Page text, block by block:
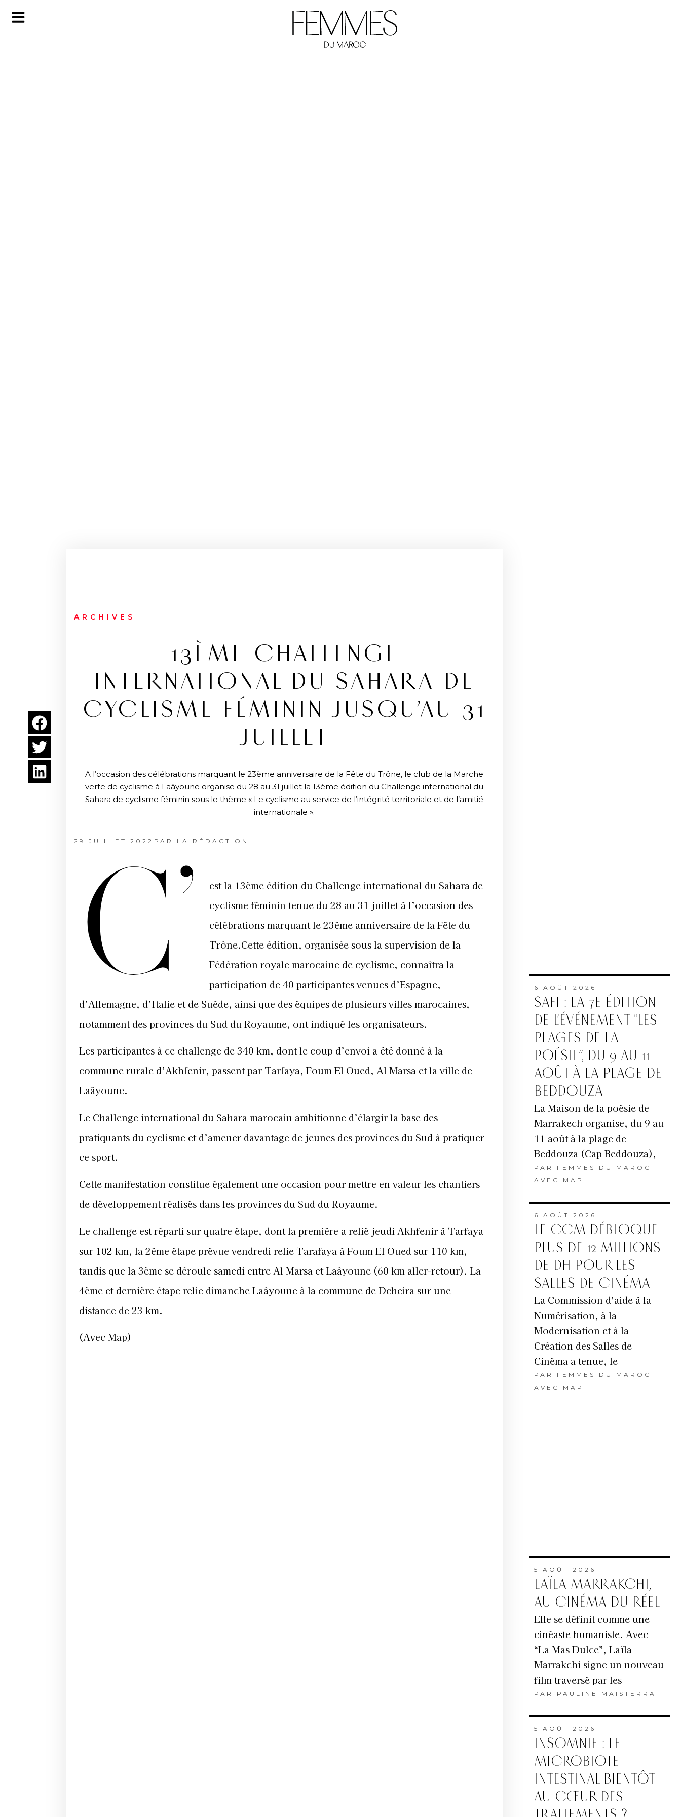
ARCHIVES
13ÈME CHALLENGE
INTERNATIONAL DU SAHARA DE
CYCLISME FÉMININ JUSQU’AU 31
JUILLET
A l’occasion des célébrations marquant le 23ème anniversaire de la Fête du Trône, le club de la Marche
verte de cyclisme à Laâyoune organise du 28 au 31 juillet la 13ème édition du Challenge international du
Sahara de cyclisme féminin sous le thème « Le cyclisme au service de l’intégrité territoriale et de l’amitié
internationale ».
29 JUILLET 2022 PAR LA RÉDACTION
C’ est la 13ème édition du Challenge international du Sahara de
cyclisme féminin tenue du 28 au 31 juillet à l’occasion des
célébrations marquant le 23ème anniversaire de la Fête du
Trône.Cette édition, organisée sous la supervision de la
Fédération royale marocaine de cyclisme, connaîtra la
participation de 40 participantes venues d’Espagne,
d’Allemagne, d’Italie et de Suède, ainsi que des équipes de plusieurs villes marocaines,
notamment des provinces du Sud du Royaume, ont indiqué les organisateurs.
Les participantes à ce challenge de 340 km, dont le coup d’envoi a été donné à la
commune rurale d’Akhfenir, passent par Tarfaya, Foum El Oued, Al Marsa et la ville de
Laâyoune.
Le Challenge international du Sahara marocain ambitionne d’élargir la base des
pratiquants du cyclisme et d’amener davantage de jeunes des provinces du Sud à pratiquer
ce sport.
Cette manifestation constitue également une occasion pour mettre en valeur les chantiers
de développement réalisés dans les provinces du Sud du Royaume.
Le challenge est réparti sur quatre étape, dont la première a relié jeudi Akhfenir à Tarfaya
sur 102 km, la 2ème étape prévue vendredi relie Tarafaya à Foum El Oued sur 110 km,
tandis que la 3ème se déroule samedi entre Al Marsa et Laâyoune (60 km aller-retour). La
4ème et dernière étape relie dimanche Laâyoune à la commune de Dcheira sur une
distance de 23 km.
(Avec Map)
6 AOÛT 2026
SAFI : LA 7E ÉDITION
DE L’ÉVÉNEMENT “LES
PLAGES DE LA
POÉSIE”, DU 9 AU 11
AOÛT À LA PLAGE DE
BEDDOUZA
La Maison de la poésie de
Marrakech organise, du 9 au
11 août à la plage de
Beddouza (Cap Beddouza),
PAR FEMMES DU MAROC
AVEC MAP
6 AOÛT 2026
LE CCM DÉBLOQUE
PLUS DE 12 MILLIONS
DE DH POUR LES
SALLES DE CINÉMA
La Commission d'aide à la
Numérisation, à la
Modernisation et à la
Création des Salles de
Cinéma a tenue, le
PAR FEMMES DU MAROC
AVEC MAP
5 AOÛT 2026
LAÏLA MARRAKCHI,
AU CINÉMA DU RÉEL
Elle se définit comme une
cinéaste humaniste. Avec
“La Mas Dulce”, Laïla
Marrakchi signe un nouveau
film traversé par les
PAR PAULINE MAISTERRA
5 AOÛT 2026
INSOMNIE : LE
MICROBIOTE
INTESTINAL BIENTÔT
AU CŒUR DES